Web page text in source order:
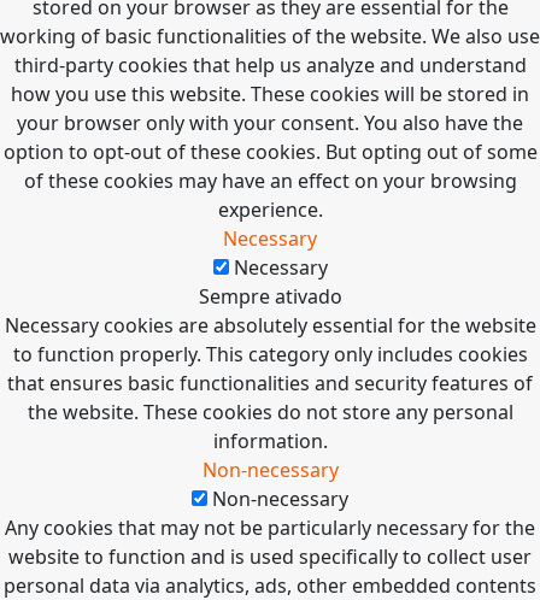
stored on your browser as they are essential for the
working of basic functionalities of the website. We also use
third-party cookies that help us analyze and understand
how you use this website. These cookies will be stored in
your browser only with your consent. You also have the
option to opt-out of these cookies. But opting out of some
of these cookies may have an effect on your browsing
experience.
Necessary
Necessary
Sempre ativado
Necessary cookies are absolutely essential for the website
to function properly. This category only includes cookies
that ensures basic functionalities and security features of
the website. These cookies do not store any personal
information.
Non-necessary
Non-necessary
Any cookies that may not be particularly necessary for the
website to function and is used specifically to collect user
personal data via analytics, ads, other embedded contents